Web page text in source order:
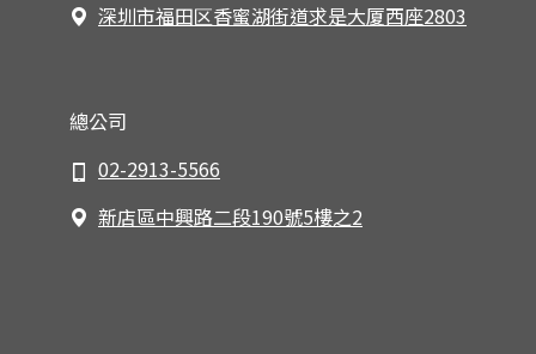
深圳市福田区香蜜湖街道求是大厦西座2803
總公司
02-2913-5566
新店區中興路二段190號5樓之2